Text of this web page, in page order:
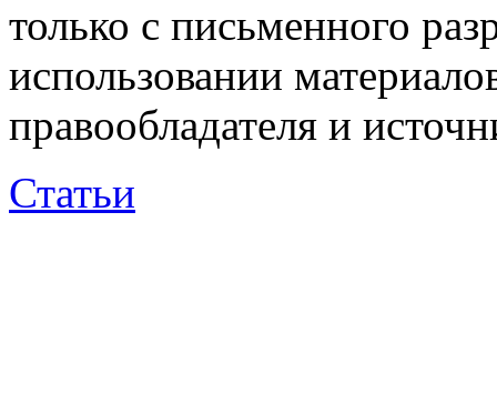
только с письменного
использовании
правообладателя и
Статьи